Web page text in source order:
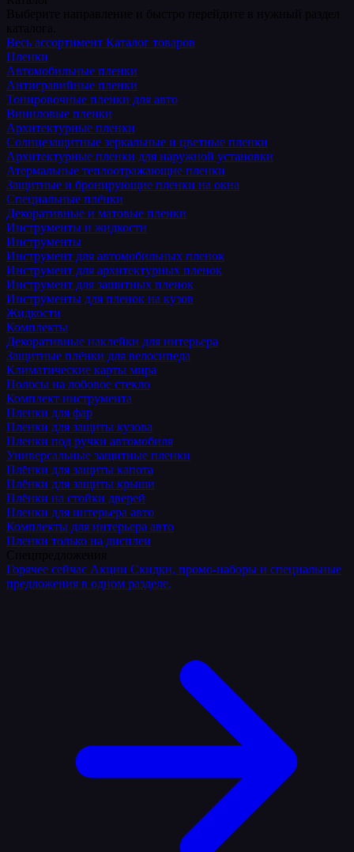
Весь ассортимент Каталог товаров
Пленки
Автомобильные пленки
Антигравийные пленки
Тонировочные пленки для авто
Виниловые пленки
Архитектурные пленки
Солнцезащитные зеркальные и цветные пленки
Архитектурные пленки для наружной установки
Атермальные теплоотражающие пленки
Защитные и бронирующие пленки на окна
Специальные плёнки
Декоративные и матовые пленки
Инструменты и жидкости
Инструменты
Инструмент для автомобильных пленок
Инструмент для архитектурных пленок
Инструмент для защитных пленок
Инструменты для пленок на кузов
Жидкости
Комплекты
Декоративные наклейки для интерьера
Защитные плёнки для велосипеда
Климатические карты мира
Полосы на лобовое стекло
Комплект инструмента
Пленки для фар
Пленки для защиты кузова
Пленки под ручки автомобиля
Универсальные защитные пленки
Плёнки для защиты капота
Плёнки для защиты крыши
Плёнки на стойки дверей
Пленки для интерьера авто
Комплекты для интерьера авто
Пленки только на дисплеи
Горячее сейчас Акции Скидки, промо-наборы и специальные
предложения в одном разделе.